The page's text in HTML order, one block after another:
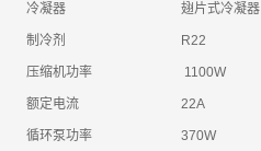
冷凝器 翅片式冷凝器
制冷剂 R22
压缩机功率 1100W
额定电流 22A
循环泵功率 370W